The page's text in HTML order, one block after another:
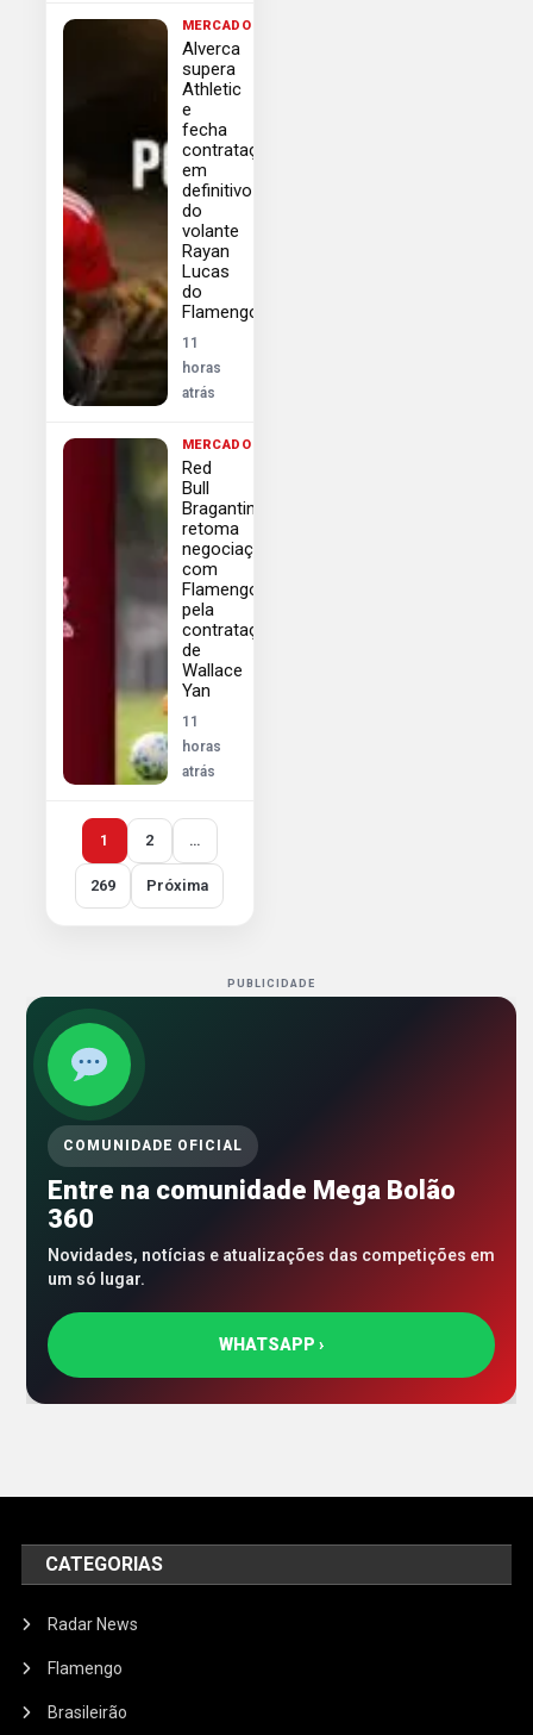
MERCADO
Alverca
supera
Athletic
e
fecha
contratação
em
definitivo
do
volante
Rayan
Lucas
do
Flamengo
11
horas
atrás
MERCADO
Red
Bull
Bragantino
retoma
negociações
com
Flamengo
pela
contratação
de
Wallace
Yan
11
horas
atrás
1 2 …
269 Próxima
PUBLICIDADE
COMUNIDADE OFICIAL
Entre na comunidade Mega Bolão
360
Novidades, notícias e atualizações das competições em
um só lugar.
WHATSAPP ›
CATEGORIAS
Radar News
Flamengo
Brasileirão